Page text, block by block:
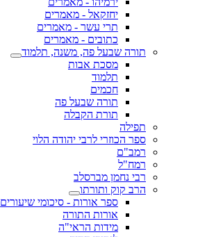
יחזקאל - מאמרים
תרי עשר - מאמרים
כתובים - מאמרים
תורה שבעל פה, משנה, תלמוד
מסכת אבות
תלמוד
חכמים
תורה שבעל פה
תורת הקבלה
תפילה
ספר הכוזרי לרבי יהודה הלוי
רמב"ם
רמח"ל
רבי נחמן מברסלב
הרב קוק ותורתו
ספר אורות - סיכומי שיעורים
אורות התורה
מידות הראי"ה